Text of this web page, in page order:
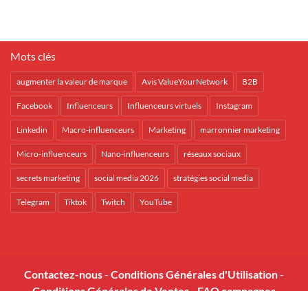
Mots clés
augmenter la valeur de marque Avis ValueYourNetwork B2B
Facebook Influenceurs Influenceurs virtuels Instagram
Linkedin Macro-influenceurs Marketing marronnier marketing
Micro-influenceurs Nano-influenceurs réseaux sociaux
secrets marketing social media 2026 stratégies social media
Telegram Tiktok Twitch YouTube
Contactez-nous- Conditions Générales d'Utilisation-